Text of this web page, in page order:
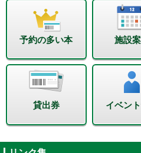
予約の多い本 施設
貸出券 イベン